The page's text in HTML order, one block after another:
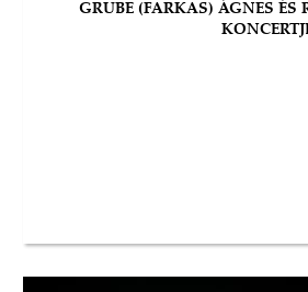
GRUBE (FARKAS) ÁGNES ÉS